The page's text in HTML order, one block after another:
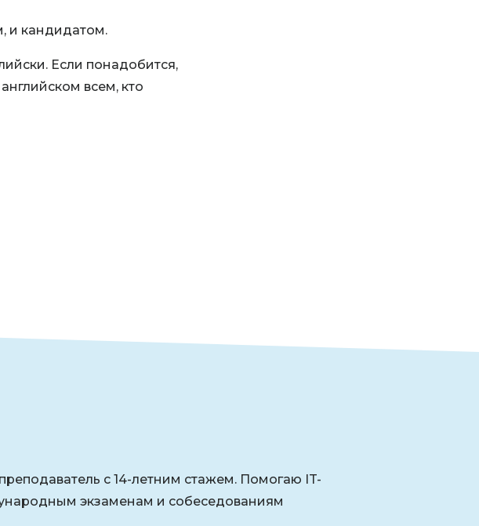
и кандидатом.
Если понадобится,
всем, кто
с 14-летним стажем. Помогаю IT-
экзаменам и собеседованиям